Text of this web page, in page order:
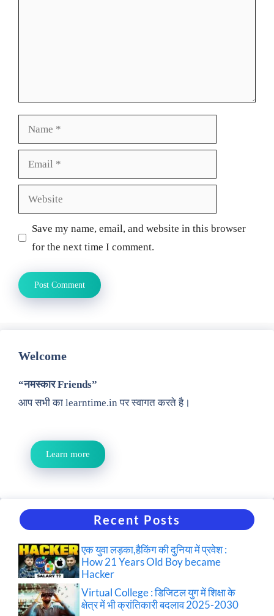
Website
Save my name, email, and website in this browser
for the next time I comment.
Welcome
“नमस्कार Friends”
आप सभी का learntime.in पर स्वागत करते है।
Learn more
Recent Posts
एक युवा लड़का,हैकिंग की दुनिया में प्रवेश :
How 21 Years Old Boy became
Hacker
Virtual College : डिजिटल युग में शिक्षा के
क्षेत्र में भी क्रांतिकारी बदलाव 2025-2030